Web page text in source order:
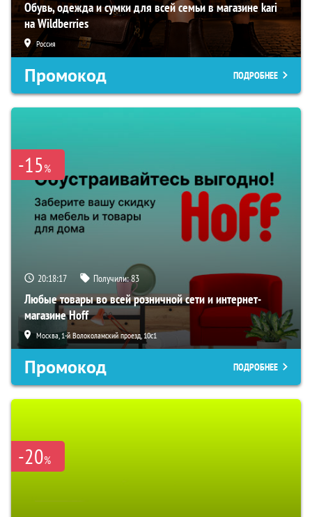
Обувь, одежда и сумки для всей семьи в магазине kari
на Wildberries
Россия
Промокод ПОДРОБНЕЕ
-15%
20:18:16 Получили:83
Любые товары во всей розничной сети и интернет-
магазине Hoff
Москва, 1-й Волоколамский проезд, 10с1
Промокод ПОДРОБНЕЕ
-20%